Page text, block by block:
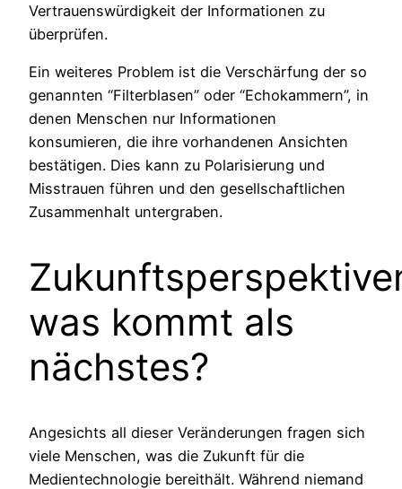
Vertrauenswürdigkeit der Informationen zu
überprüfen.
Ein weiteres Problem ist die Verschärfung der so
genannten “Filterblasen” oder “Echokammern”, in
denen Menschen nur Informationen
konsumieren, die ihre vorhandenen Ansichten
bestätigen. Dies kann zu Polarisierung und
Misstrauen führen und den gesellschaftlichen
Zusammenhalt untergraben.
was kommt als
nächstes?
Angesichts all dieser Veränderungen fragen sich
viele Menschen, was die Zukunft für die
Medientechnologie bereithält. Während niemand